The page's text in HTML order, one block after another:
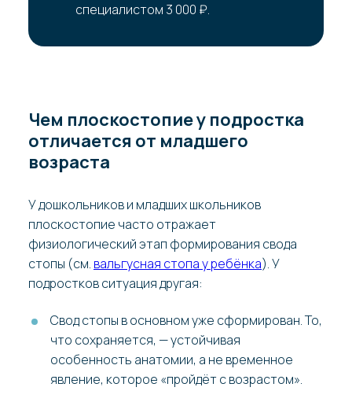
специалистом 3 000 ₽.
Чем плоскостопие у подростка
отличается от младшего
возраста
У дошкольников и младших школьников
плоскостопие часто отражает
физиологический этап формирования свода
стопы (см. вальгусная стопа у ребёнка). У
подростков ситуация другая:
Свод стопы в основном уже сформирован. То,
что сохраняется, — устойчивая
особенность анатомии, а не временное
явление, которое «пройдёт с возрастом».